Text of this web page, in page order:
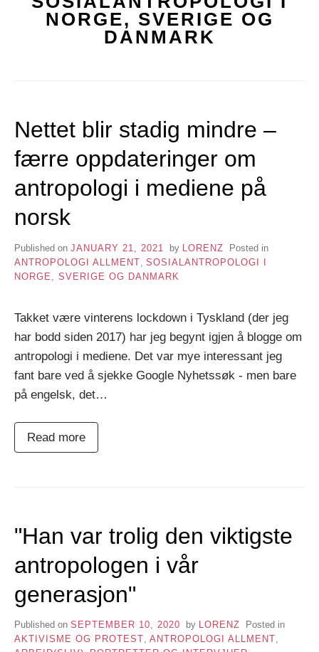
NORGE, SVERIGE OG
DANMARK
Nettet blir stadig mindre –
færre oppdateringer om
antropologi i mediene på
norsk
Published on JANUARY 21, 2021 by LORENZ
Posted in
ANTROPOLOGI ALLMENT SOSIALANTROPOLOGI I
NORGE, SVERIGE OG DANMARK
Takket være vinterens lockdown i Tyskland (der jeg
har bodd siden 2017) har jeg begynt igjen å blogge om
antropologi i mediene. Det var mye interessant jeg
fant bare ved å sjekke Google Nyhetssøk - men bare
på engelsk, det…
Read more
"Han var trolig den viktigste
antropologen i vår
generasjon"
Published on SEPTEMBER 10, 2020 by LORENZ
Posted in
AKTIVISME OG PROTEST, ANTROPOLOGI ALLMENT,